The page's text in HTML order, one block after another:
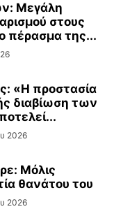
Μεγάλη
στους
πέρασμα της...
«Η προστασία
διαβίωση των
2026
Μόλις
θανάτου του
2026